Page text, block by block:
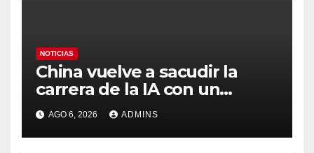
NOTICIAS
China vuelve a sacudir la
carrera de la IA con un
modelo capaz de trabajar
durante días sin intervención
humana
AGO 6, 2026 ADMINS